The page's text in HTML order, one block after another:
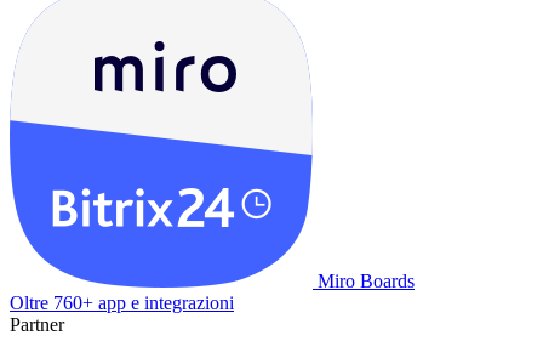
Miro Boards
Oltre 760+ app e integrazioni
Partner